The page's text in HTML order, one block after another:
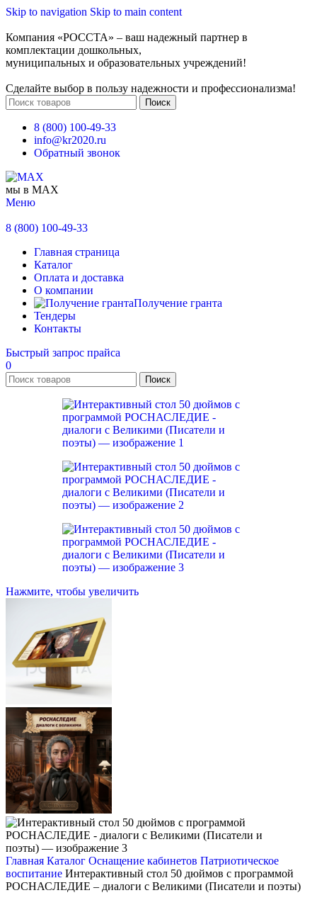
Skip to navigation Skip to main content
Компания «РОССТА» – ваш надежный партнер в
комплектации дошкольных,
муниципальных и образовательных учреждений!
Сделайте выбор в пользу надежности и профессионализма!
Поиск
8 (800) 100-49-33
info@kr2020.ru
Обратный звонок
мы в MAX
Меню
8 (800) 100-49-33
Главная страница
Каталог
Оплата и доставка
О компании
Получение гранта
Тендеры
Контакты
Быстрый запрос прайса
0
Поиск
Нажмите, чтобы увеличить
Главная Каталог Оснащение кабинетов Патриотическое
воспитание Интерактивный стол 50 дюймов с программой
РОСНАСЛЕДИЕ – диалоги с Великими (Писатели и поэты)